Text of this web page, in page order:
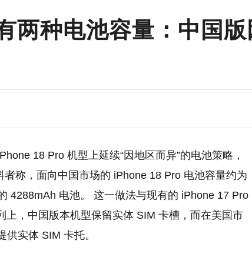
两种电池容量：中国
18 Pro 机型上延续“因地区而异”的电池策略，
称，面向中国市场的 iPhone 18 Pro 电池容量约为
4288mAh 电池。 这一做法与现有的 iPhone 17 Pro
，中国版本机型保留实体 SIM 卡槽，而在美国市
实体 SIM 卡托。